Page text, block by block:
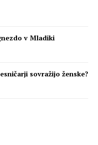
v Mladiki
sovražijo ženske?